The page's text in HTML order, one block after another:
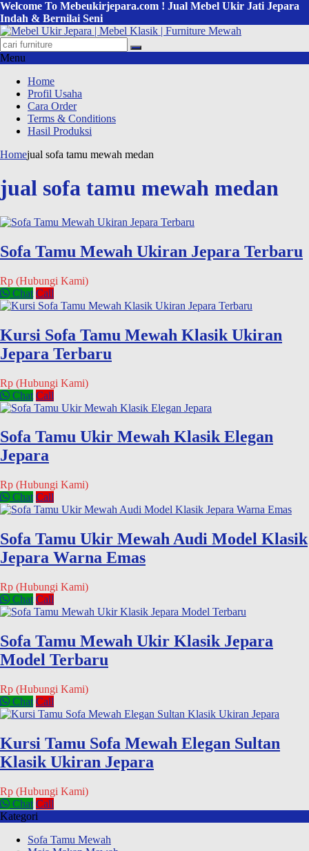
Welcome To Mebeukirjepara.com ! Jual Mebel Ukir Jati Jepara
Indah & Bernilai Seni
Menu
Home
Profil Usaha
Cara Order
Terms & Conditions
Hasil Produksi
Homejual sofa tamu mewah medan
jual sofa tamu mewah medan
Sofa Tamu Mewah Ukiran Jepara Terbaru
Rp (Hubungi Kami)
Chat Call
Kursi Sofa Tamu Mewah Klasik Ukiran
Jepara Terbaru
Rp (Hubungi Kami)
Chat Call
Sofa Tamu Ukir Mewah Klasik Elegan
Jepara
Rp (Hubungi Kami)
Chat Call
Sofa Tamu Ukir Mewah Audi Model Klasik
Jepara Warna Emas
Rp (Hubungi Kami)
Chat Call
Sofa Tamu Mewah Ukir Klasik Jepara
Model Terbaru
Rp (Hubungi Kami)
Chat Call
Kursi Tamu Sofa Mewah Elegan Sultan
Klasik Ukiran Jepara
Rp (Hubungi Kami)
Chat Call
Kategori
Sofa Tamu Mewah